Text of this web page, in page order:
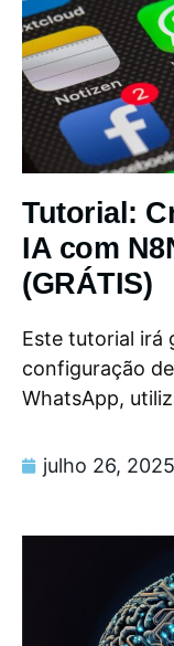
Tutorial:
IA com
(GRÁTIS)
Este tutorial irá
configuração
WhatsApp,
julho 26, 2025